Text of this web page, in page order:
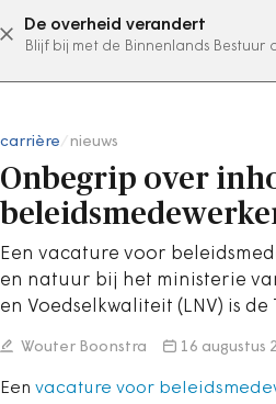
De overheid verandert
Blijf bij met de Binnenlands Bestuur
abonneer nu
carrière nieuws
Onbegrip over
Een vacature voor
en natuur bij het ministerie
en Voedselkwaliteit (LNV) is de
Wouter Boonstra 16 augustus
Een vacature voor